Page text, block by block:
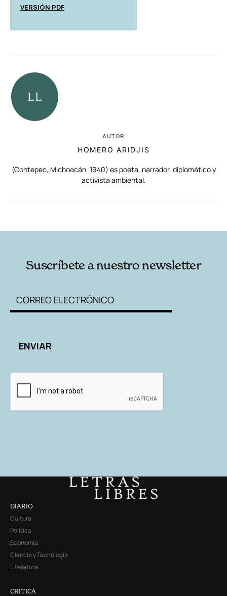
VERSIÓN PDF
AUTOR
HOMERO ARIDJIS
(Contepec, Michoacán, 1940) es poeta, narrador, diplomático y
activista ambiental.
Suscríbete a nuestro newsletter
DIARIO
Cultura
Política
Economía
Ciencia y Tecnología
Literatura
CRITICA